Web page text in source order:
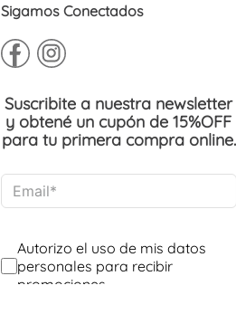
Sigamos Conectados
Suscribite a nuestra newsletter
y obtené un cupón de 15%OFF
para tu primera compra online.